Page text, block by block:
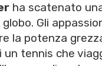
ha scatenato
Gli
la potenza
un tennis che